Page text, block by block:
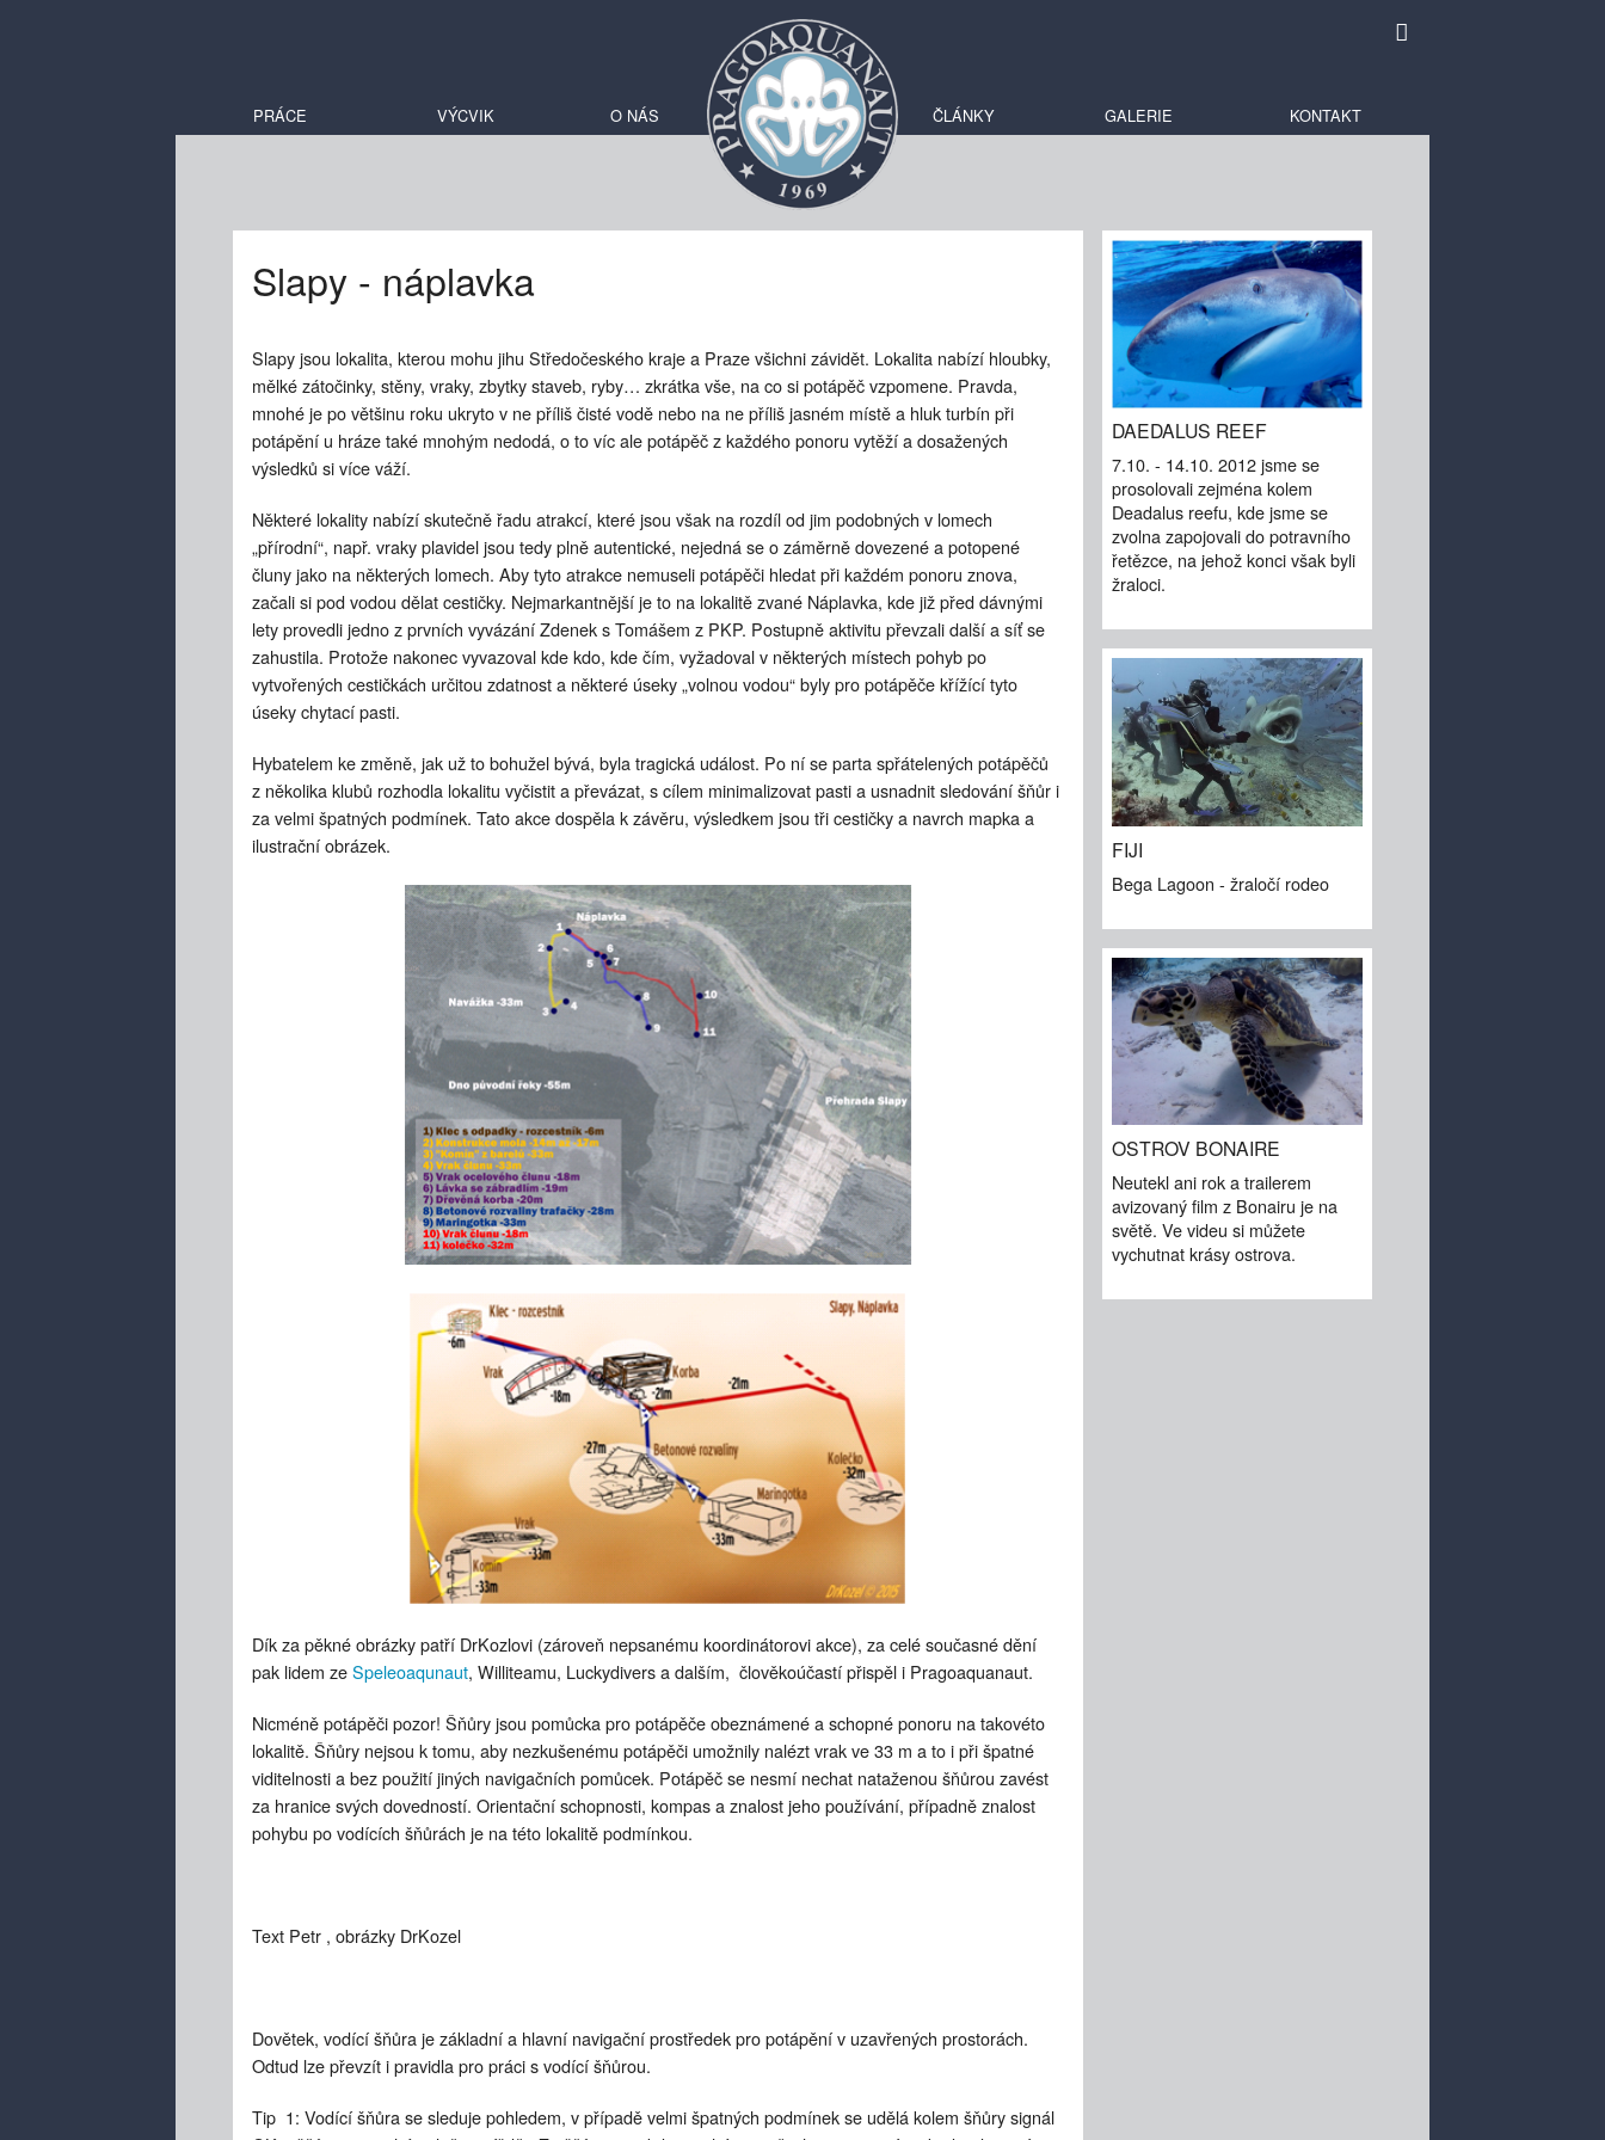
PRÁCE VÝCVIK O NÁS ČLÁNKY GALERIE KONTAKT
Slapy - náplavka
Slapy jsou lokalita, kterou mohu jihu Středočeského kraje a Praze všichni závidět. Lokalita nabízí hloubky,
mělké zátočinky, stěny, vraky, zbytky staveb, ryby… zkrátka vše, na co si potápěč vzpomene. Pravda,
mnohé je po většinu roku ukryto v ne příliš čisté vodě nebo na ne příliš jasném místě a hluk turbín při
potápění u hráze také mnohým nedodá, o to víc ale potápěč z každého ponoru vytěží a dosažených
výsledků si více váží.
Některé lokality nabízí skutečně řadu atrakcí, které jsou však na rozdíl od jim podobných v lomech
„přírodní“, např. vraky plavidel jsou tedy plně autentické, nejedná se o záměrně dovezené a potopené
čluny jako na některých lomech. Aby tyto atrakce nemuseli potápěči hledat při každém ponoru znova,
začali si pod vodou dělat cestičky. Nejmarkantnější je to na lokalitě zvané Náplavka, kde již před dávnými
lety provedli jedno z prvních vyvázání Zdenek s Tomášem z PKP. Postupně aktivitu převzali další a síť se
zahustila. Protože nakonec vyvazoval kde kdo, kde čím, vyžadoval v některých místech pohyb po
vytvořených cestičkách určitou zdatnost a některé úseky „volnou vodou“ byly pro potápěče křížící tyto
úseky chytací pasti.
Hybatelem ke změně, jak už to bohužel bývá, byla tragická událost. Po ní se parta spřátelených potápěčů
z několika klubů rozhodla lokalitu vyčistit a převázat, s cílem minimalizovat pasti a usnadnit sledování šňůr i
za velmi špatných podmínek. Tato akce dospěla k závěru, výsledkem jsou tři cestičky a navrch mapka a
ilustrační obrázek.
Dík za pěkné obrázky patří DrKozlovi (zároveň nepsanému koordinátorovi akce), za celé současné dění
pak lidem zeSpeleoaqunaut, Williteamu, Luckydivers a dalším, člověkoúčastí přispěl i Pragoaquanaut.
Nicméně potápěči pozor! Šňůry jsou pomůcka pro potápěče obeznámené a schopné ponoru na takovéto
lokalitě. Šňůry nejsou k tomu, aby nezkušenému potápěči umožnily nalézt vrak ve 33 m a to i při špatné
viditelnosti a bez použití jiných navigačních pomůcek. Potápěč se nesmí nechat nataženou šňůrou zavést
za hranice svých dovedností. Orientační schopnosti, kompas a znalost jeho používání, případně znalost
pohybu po vodících šňůrách je na této lokalitě podmínkou.
Text Petr , obrázky DrKozel
Dovětek, vodící šňůra je základní a hlavní navigační prostředek pro potápění v uzavřených prostorách.
Odtud lze převzít i pravidla pro práci s vodící šňůrou.
Tip 1: Vodící šňůra se sleduje pohledem, v případě velmi špatných podmínek se udělá kolem šňůry signál
DAEDALUS REEF
7.10. - 14.10. 2012 jsme se
prosolovali zejména kolem
Deadalus reefu, kde jsme se
zvolna zapojovali do potravního
řetězce, na jehož konci však byli
žraloci.
FIJI
Bega Lagoon - žraločí rodeo
OSTROV BONAIRE
Neutekl ani rok a trailerem
avizovaný film z Bonairu je na
světě. Ve videu si můžete
vychutnat krásy ostrova.